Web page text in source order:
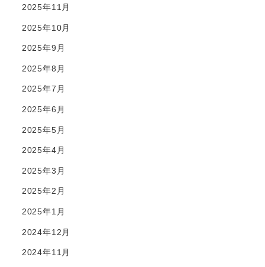
2025年11月
2025年10月
2025年9月
2025年8月
2025年7月
2025年6月
2025年5月
2025年4月
2025年3月
2025年2月
2025年1月
2024年12月
2024年11月